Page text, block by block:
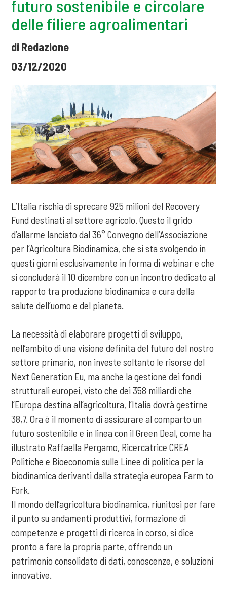
futuro sostenibile e circolare
delle filiere agroalimentari
di Redazione
03/12/2020
L’Italia rischia di sprecare 925 milioni del Recovery
Fund destinati al settore agricolo. Questo il grido
d’allarme lanciato dal 36° Convegno dell’Associazione
per l’Agricoltura Biodinamica, che si sta svolgendo in
questi giorni esclusivamente in forma di webinar e che
si concluderà il 10 dicembre con un incontro dedicato al
rapporto tra produzione biodinamica e cura della
salute dell’uomo e del pianeta.
La necessità di elaborare progetti di sviluppo,
nell’ambito di una visione definita del futuro del nostro
settore primario, non investe soltanto le risorse del
Next Generation Eu, ma anche la gestione dei fondi
strutturali europei, visto che dei 358 miliardi che
l’Europa destina all’agricoltura, l’Italia dovrà gestirne
38,7. Ora è il momento di assicurare al comparto un
futuro sostenibile e in linea con il Green Deal, come ha
illustrato Raffaella Pergamo, Ricercatrice CREA
Politiche e Bioeconomia sulle Linee di politica per la
biodinamica derivanti dalla strategia europea Farm to
Fork.
Il mondo dell’agricoltura biodinamica, riunitosi per fare
il punto su andamenti produttivi, formazione di
competenze e progetti di ricerca in corso, si dice
pronto a fare la propria parte, offrendo un
patrimonio consolidato di dati, conoscenze, e soluzioni
innovative.